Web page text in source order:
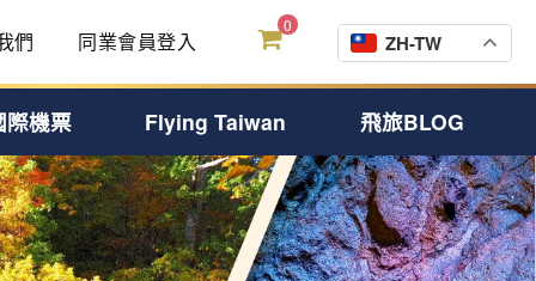
們 同業會員登入
際機票 Flying Taiwan 飛旅BLOG
0
ZH-TW